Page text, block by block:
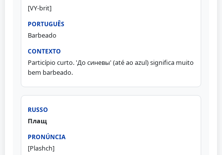
[VY-brit]
Barbeado
Particípio curto. 'До синевы' (até ao azul) significa muito
bem barbeado.
Плащ
[Plashch]